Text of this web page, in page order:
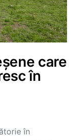
care
în
în